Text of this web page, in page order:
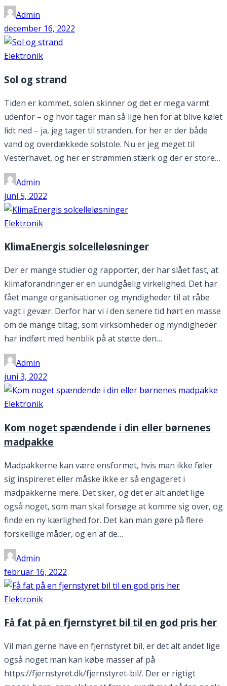
Admin
december 16, 2022
Elektronik
Sol og strand
Tiden er kommet, solen skinner og det er mega varmt
udenfor – og hvor tager man så lige hen for at blive kølet
lidt ned – ja, jeg tager til stranden, for her er der både
vand og overdækkede solstole. Nu er jeg meget til
Vesterhavet, og her er strømmen stærk og der er store…
Admin
juni 5, 2022
Elektronik
KlimaEnergis solcelleløsninger
Der er mange studier og rapporter, der har slået fast, at
klimaforandringer er en uundgåelig virkelighed. Det har
fået mange organisationer og myndigheder til at råbe
vagt i gevær. Derfor har vi i den senere tid hørt en masse
om de mange tiltag, som virksomheder og myndigheder
har indført med henblik på at støtte den…
Admin
juni 3, 2022
Elektronik
Kom noget spændende i din eller børnenes
madpakke
Madpakkerne kan være ensformet, hvis man ikke føler
sig inspireret eller måske ikke er så engageret i
madpakkerne mere. Det sker, og det er alt andet lige
også noget, som man skal forsøge at komme sig over, og
finde en ny kærlighed for. Det kan man gøre på flere
forskellige måder, og en af de…
Admin
februar 16, 2022
Elektronik
Få fat på en fjernstyret bil til en god pris her
Vil man gerne have en fjernstyret bil, er det alt andet lige
også noget man kan købe masser af på
https://fjernstyret.dk/fjernstyret-bil/. Der er rigtigt